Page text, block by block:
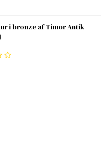
i bronze af Timor Antik